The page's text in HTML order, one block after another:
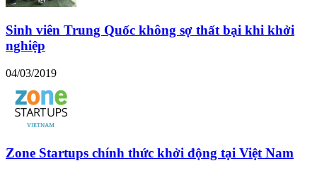
Sinh viên Trung Quốc không sợ thất bại khi khởi
nghiệp
04/03/2019
Zone Startups chính thức khởi động tại Việt Nam